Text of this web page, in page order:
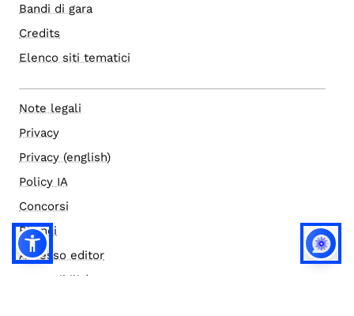
Bandi di gara
Credits
Elenco siti tematici
Note legali
Privacy
Privacy (english)
Policy IA
Concorsi
Bilanci
Accesso editor
Accessibilità